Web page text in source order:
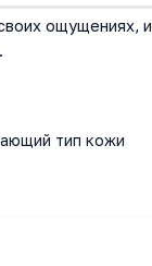
ощущениях, и
тип кожи